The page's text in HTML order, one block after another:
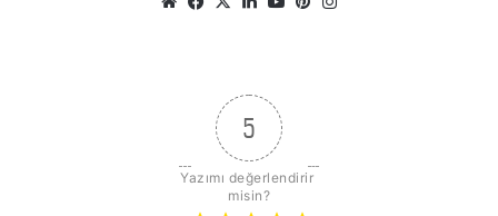
5
Yazımı değerlendirir
misin?